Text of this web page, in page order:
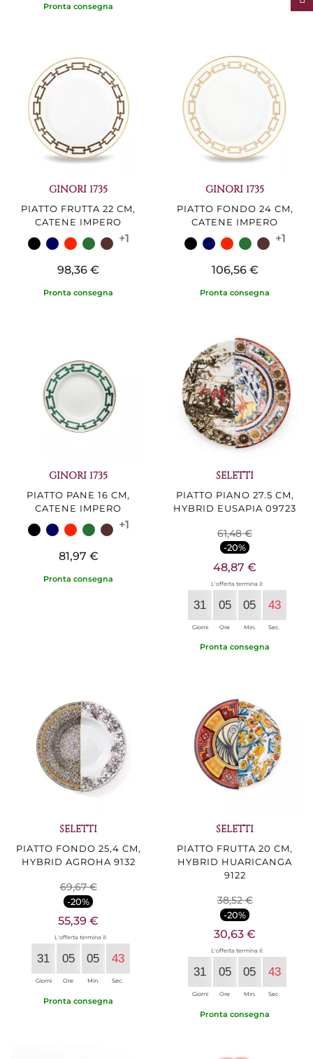
Pronta consegna
GINORI 1735
PIATTO FRUTTA 22 CM,
CATENE IMPERO
+1
98,36 €
Pronta consegna
GINORI 1735
PIATTO FONDO 24 CM,
CATENE IMPERO
+1
106,56 €
Pronta consegna
GINORI 1735
PIATTO PANE 16 CM,
CATENE IMPERO
+1
81,97 €
Pronta consegna
SELETTI
PIATTO PIANO 27.5 CM,
HYBRID EUSAPIA 09723
61,48 €
-20%
48,87 €
L'offerta termina il:
31
Giorni
05
Ore
05
Min.
42
Sec.
Pronta consegna
SELETTI
PIATTO FONDO 25,4 CM,
HYBRID AGROHA 9132
69,67 €
-20%
55,39 €
L'offerta termina il:
31
Giorni
05
Ore
05
Min.
42
Sec.
Pronta consegna
SELETTI
PIATTO FRUTTA 20 CM,
HYBRID HUARICANGA
9122
38,52 €
-20%
30,63 €
L'offerta termina il:
31
Giorni
05
Ore
05
Min.
42
Sec.
Pronta consegna